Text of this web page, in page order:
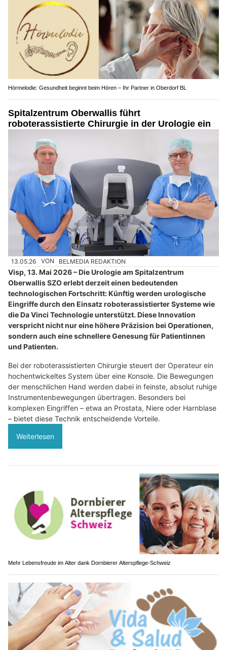
Hörmelodie: Gesundheit beginnt beim Hören – Ihr Partner in Oberdorf BL
Spitalzentrum Oberwallis führt
roboterassistierte Chirurgie in der Urologie ein
13.05.26 VON BELMEDIA REDAKTION
Visp, 13. Mai 2026 – Die Urologie am Spitalzentrum
Oberwallis SZO erlebt derzeit einen bedeutenden
technologischen Fortschritt: Künftig werden urologische
Eingriffe durch den Einsatz roboterassistierter Systeme wie
die Da Vinci Technologie unterstützt. Diese Innovation
verspricht nicht nur eine höhere Präzision bei Operationen,
sondern auch eine schnellere Genesung für Patientinnen
und Patienten.
Bei der roboterassistierten Chirurgie steuert der Operateur ein
hochentwickeltes System über eine Konsole. Die Bewegungen
der menschlichen Hand werden dabei in feinste, absolut ruhige
Instrumentenbewegungen übertragen. Besonders bei
komplexen Eingriffen – etwa an Prostata, Niere oder Harnblase
– bietet diese Technik entscheidende Vorteile.
Weiterlesen
Mehr Lebensfreude im Alter dank Dornbierer Alterspflege-Schweiz